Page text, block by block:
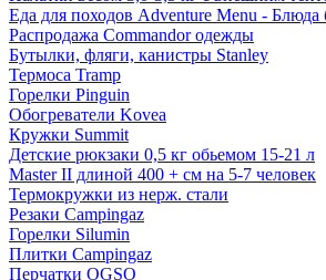
Еда для походов Adventure Menu - Блюда
Распродажа Commandor одежды
Бутылки, фляги, канистры Stanley
Термоса Tramp
Горелки Pinguin
Обогреватели Kovea
Кружки Summit
Детские рюкзаки 0,5 кг обьемом 15-21 л
Master II длиной 400 + см на 5-7 человек
Термокружки из нерж. стали
Резаки Campingaz
Горелки Silumin
Плитки Campingaz
Перчатки OGSO